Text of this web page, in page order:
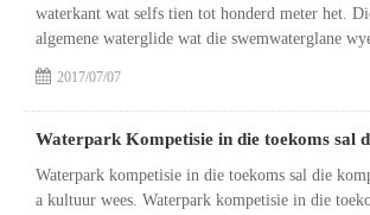
2017/07/07
waterkant wat selfs tien tot honderd meter het.
algemene waterglide wat die swemwaterglane
Waterpark kompetisie in die toekoms sal die
a kultuur wees. Waterpark kompetisie in die